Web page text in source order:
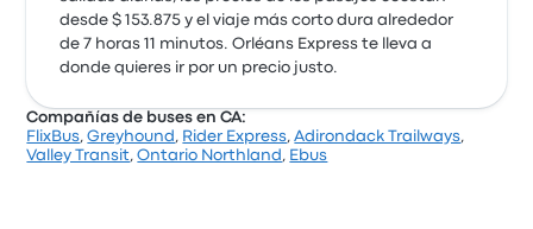
desde $ 153.875 y el viaje más corto dura alrededor
de 7 horas 11 minutos. Orléans Express te lleva a
donde quieres ir por un precio justo.
Compañías de buses en CA:
FlixBus,Greyhound , Rider Express,Adirondack Trailways,
Valley Transit,Ontario Northland , Ebus